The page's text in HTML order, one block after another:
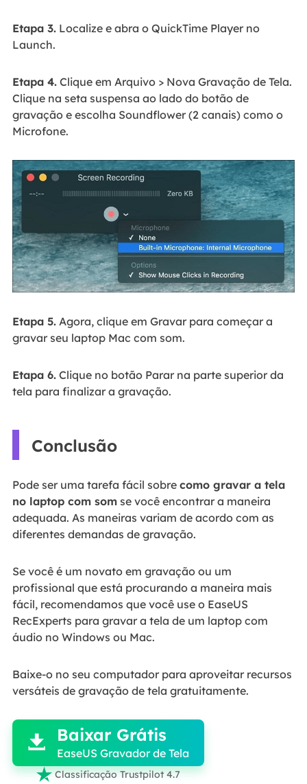
Etapa 3.Localize e abra o QuickTime Player no
Launch.
Etapa 4.Clique em Arquivo > Nova Gravação de Tela.
Clique na seta suspensa ao lado do botão de
gravação e escolha Soundflower (2 canais) como o
Microfone.
Etapa 5.Agora, clique em Gravar para começar a
gravar seu laptop Mac com som.
Etapa 6.Clique no botão Parar na parte superior da
tela para finalizar a gravação.
Conclusão
Pode ser uma tarefa fácil sobre como gravar a tela
no laptop com somse você encontrar a maneira
adequada. As maneiras variam de acordo com as
diferentes demandas de gravação.
Se você é um novato em gravação ou um
profissional que está procurando a maneira mais
fácil, recomendamos que você use o EaseUS
RecExperts para gravar a tela de um laptop com
áudio no Windows ou Mac.
Baixe-o no seu computador para aproveitar recursos
versáteis de gravação de tela gratuitamente.

 Baixar Grátis
EaseUS Gravador de Tela
 Classificação Trustpilot 4.7